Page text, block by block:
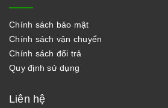
Chính sách bảo mật
Chính sách vận chuyển
Chính sách đổi trả
Quy định sử dụng
Liên hệ